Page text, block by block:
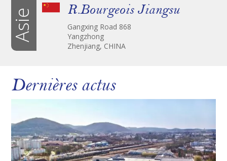
Asie R.Bourgeois Jiangsu
Gangxing Road 868
Yangzhong
Zhenjiang, CHINA
Dernières actus